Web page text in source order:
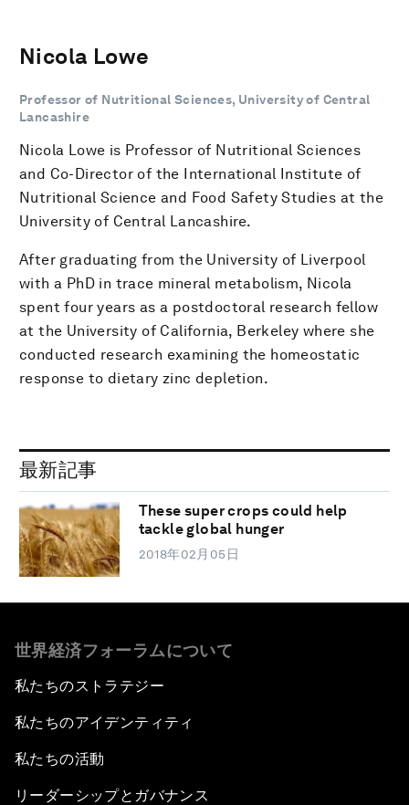
Nicola Lowe
Professor of Nutritional Sciences, University of Central
Lancashire
Nicola Lowe is Professor of Nutritional Sciences
and Co-Director of the International Institute of
Nutritional Science and Food Safety Studies at the
University of Central Lancashire.
After graduating from the University of Liverpool
with a PhD in trace mineral metabolism, Nicola
spent four years as a postdoctoral research fellow
at the University of California, Berkeley where she
conducted research examining the homeostatic
response to dietary zinc depletion.
最新記事
These super crops could help
tackle global hunger
2018年02月05日
世界経済フォーラムについて
私たちのストラテジー
私たちのアイデンティティ
私たちの活動
リーダーシップとガバナンス